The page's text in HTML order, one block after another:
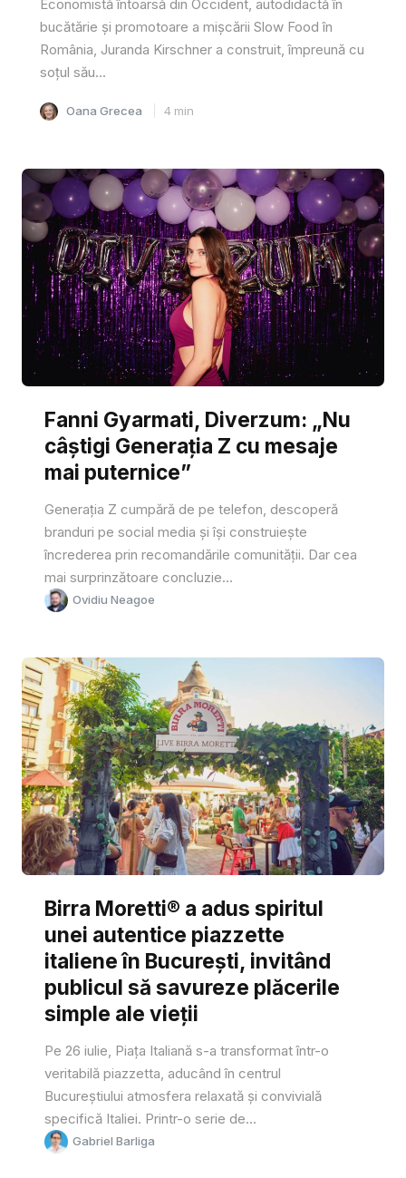
Economistă întoarsă din Occident, autodidactă în
bucătărie și promotoare a mișcării Slow Food în
România, Juranda Kirschner a construit, împreună cu
soțul său...
Oana Grecea 4 min
Fanni Gyarmati, Diverzum: „Nu
câștigi Generația Z cu mesaje
mai puternice”
Generația Z cumpără de pe telefon, descoperă
branduri pe social media și își construiește
încrederea prin recomandările comunității. Dar cea
mai surprinzătoare concluzie...
Ovidiu Neagoe
Birra Moretti® a adus spiritul
unei autentice piazzette
italiene în București, invitând
publicul să savureze plăcerile
simple ale vieții
Pe 26 iulie, Piața Italiană s-a transformat într-o
veritabilă piazzetta, aducând în centrul
Bucureștiului atmosfera relaxată și convivială
specifică Italiei. Printr-o serie de...
Gabriel Barliga